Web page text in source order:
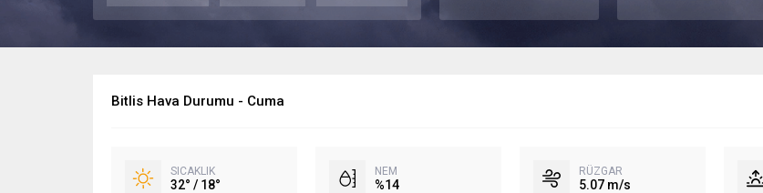
Bitlis Hava Durumu - Cuma
SICAKLIK
32° / 18°
NEM
%14
RÜZGAR
5.07 m/s